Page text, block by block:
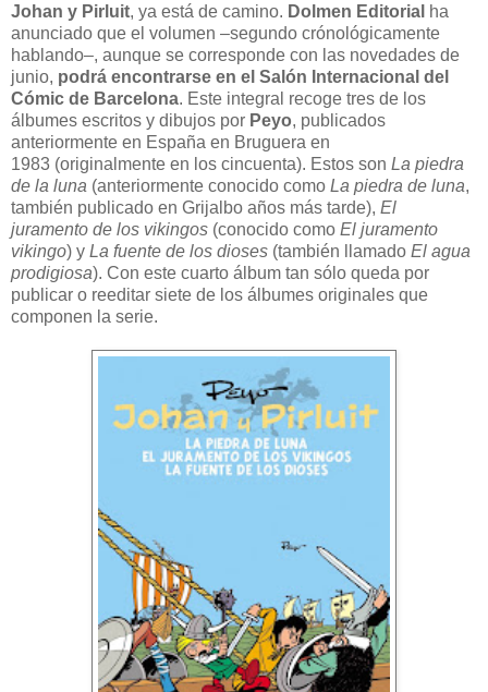
Johan y Pirluit, ya está de camino. Dolmen Editorial ha
anunciado que el volumen –segundo crónológicamente
hablando–, aunque se corresponde con las novedades de
junio, podrá encontrarse en el Salón Internacional del
Cómic de Barcelona. Este integral recoge tres de los
álbumes escritos y dibujos por Peyo, publicados
anteriormente en España en Bruguera en
1983 (originalmente en los cincuenta). Estos son La piedra
de la luna (anteriormente conocido como La piedra de luna,
también publicado en Grijalbo años más tarde), El
juramento de los vikingos (conocido como El juramento
vikingo) y La fuente de los dioses (también llamado El agua
prodigiosa). Con este cuarto álbum tan sólo queda por
publicar o reeditar siete de los álbumes originales que
componen la serie.